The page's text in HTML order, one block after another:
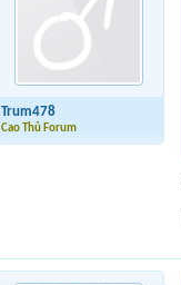
Trum478
Cao Thủ Forum